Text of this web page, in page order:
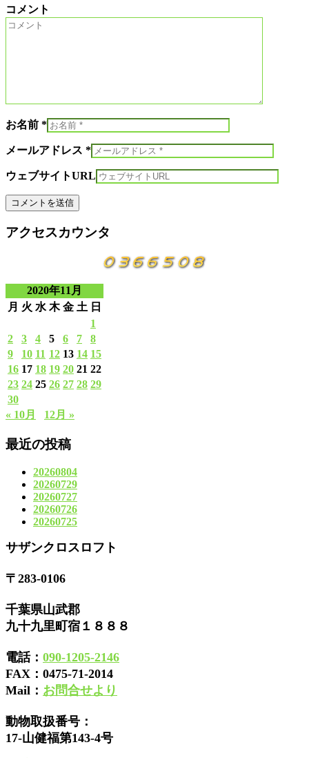
コメント
お名前 *
メールアドレス *
ウェブサイトURL
アクセスカウンタ
2020年11月
月 火 水 木 金 土 日
1
2
3 4 5 6 7
8
9
10 11 12 13 14 15
16 17 18 19 20 21 22
23 24 25 26 27 28 29
30
« 10月
12月 »
最近の投稿
20260804
20260729
20260727
20260726
20260725
サザンクロスロフト
〒283-0106
千葉県山武郡
九十九里町宿１８８８
電話： 090-1205-2146
FAX： 0475-71-2014
Mail： お問合せより
動物取扱番号：
17-山健福第143-4号